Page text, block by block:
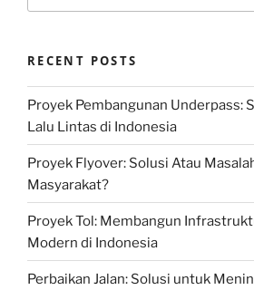
RECENT POSTS
Proyek Pembangunan Underpass:
Lalu Lintas di Indonesia
Proyek Flyover: Solusi Atau
Masyarakat?
Proyek Tol: Membangun
Modern di Indonesia
Perbaikan Jalan: Solusi untuk